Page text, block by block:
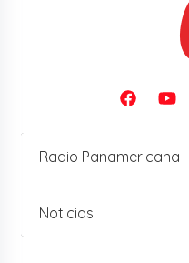
Radio Panamericana
Noticias